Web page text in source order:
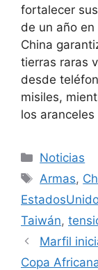
fortalecer
de un año
China
tierras raras
desde
misiles,
los
Categorías
Noticias
Etiquetas
Armas,
Taiwán,
Marfil
Copa